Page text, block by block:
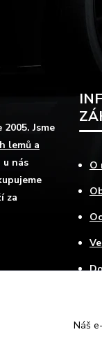
Jsme
lemů a
u nás
za
O
Náš